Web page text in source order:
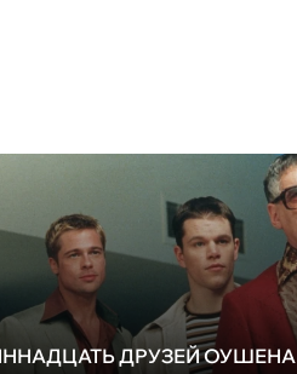
ДРУЗЕЙ ОУШЕНА